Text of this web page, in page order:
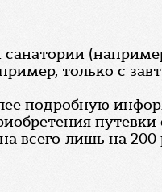
санатории
только с
подробную
всего лишь на 200